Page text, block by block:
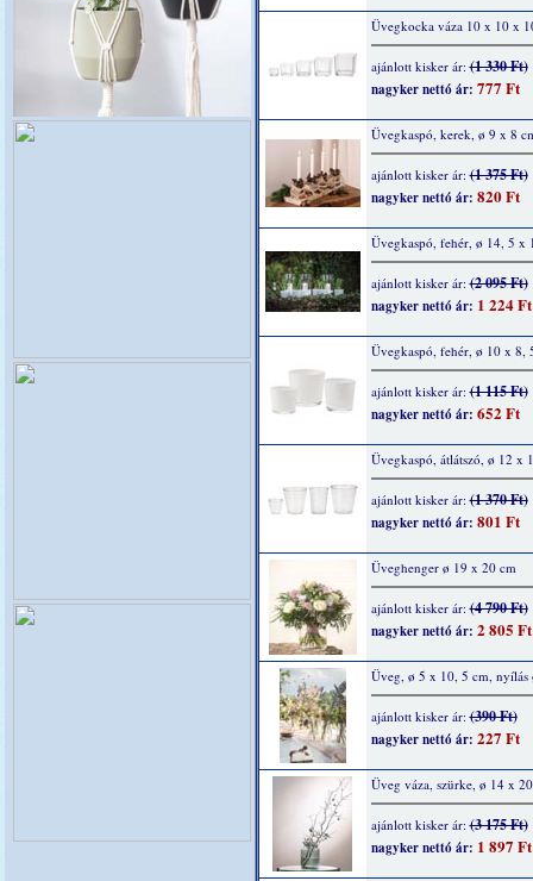
Üvegkocka váza 10 x 10 x
ajánlott kisker ár:(1 330 Ft)
nagyker nettó ár: 777 Ft
Üvegkaspó, kerek, ø 9 x 8
ajánlott kisker ár:(1 375 Ft)
nagyker nettó ár: 820 Ft
Üvegkaspó, fehér, ø 14, 5 x
ajánlott kisker ár:(2 095 Ft)
nagyker nettó ár: 1 224 Ft
Üvegkaspó, fehér, ø 10 x 8,
ajánlott kisker ár:(1 115 Ft)
nagyker nettó ár: 652 Ft
Üvegkaspó, átlátszó, ø 12 x
ajánlott kisker ár:(1 370 Ft)
nagyker nettó ár: 801 Ft
Üveghenger ø 19 x 20 cm
ajánlott kisker ár:(4 790 Ft)
nagyker nettó ár: 2 805 Ft
Üveg, ø 5 x 10, 5 cm, nyílás
ajánlott kisker ár:(390 Ft)
nagyker nettó ár: 227 Ft
Üveg váza, szürke, ø 14 x
ajánlott kisker ár:(3 175 Ft)
nagyker nettó ár: 1 897 Ft